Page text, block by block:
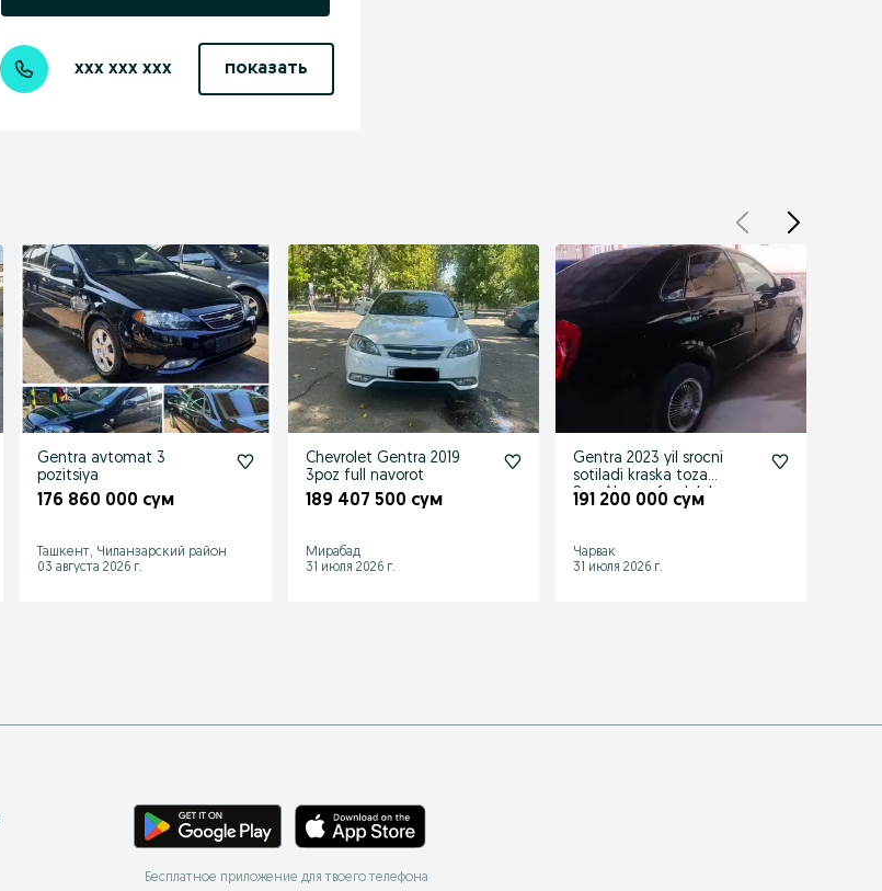
xxx xxx xxx показать
Gentra avtomat 3
pozitsiya
176 860 000 сум
Ташкент, Чиланзарский район
03 августа 2026 г.
Chevrolet Gentra 2019
3poz full navorot
189 407 500 сум
Мирабад
31 июля 2026 г.
Gentra 2023 yil srocni
sotiladi kraska toza
SrocAbs mafon luk bor
191 200 000 сум
Чарвак
31 июля 2026 г.
Бесплатное приложение для твоего телефона